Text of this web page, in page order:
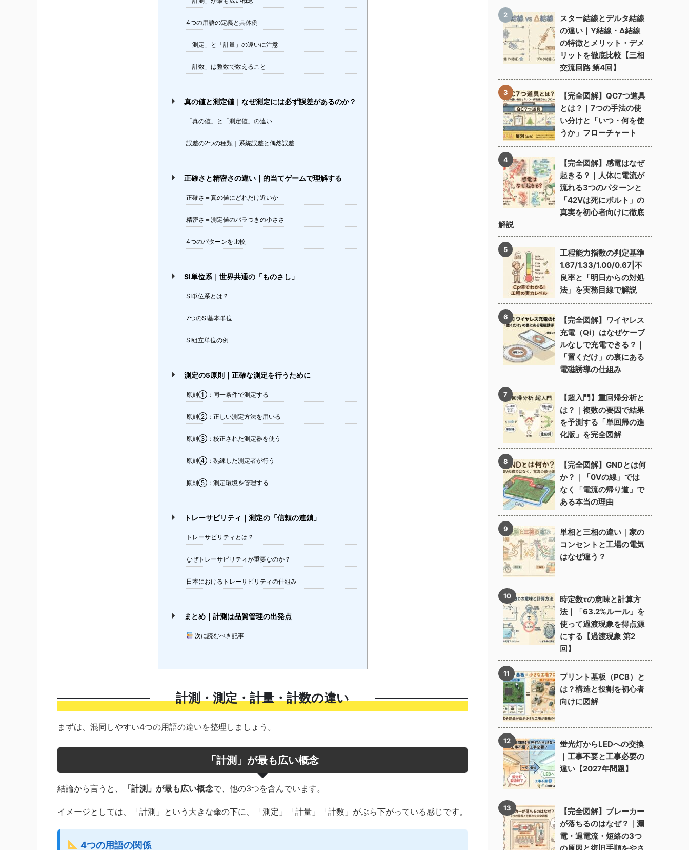
4つの用語の定義と具体例
「測定」と「計量」の違いに注意
「計数」は整数で数えること
真の値と測定値｜なぜ測定には必ず誤差があるのか？
「真の値」と「測定値」の違い
誤差の2つの種類｜系統誤差と偶然誤差
正確さと精密さの違い｜的当てゲームで理解する
正確さ＝真の値にどれだけ近いか
精密さ＝測定値のバラつきの小ささ
4つのパターンを比較
SI単位系｜世界共通の「ものさし」
SI単位系とは？
7つのSI基本単位
SI組立単位の例
測定の5原則｜正確な測定を行うために
原則①：同一条件で測定する
原則②：正しい測定方法を用いる
原則③：校正された測定器を使う
原則④：熟練した測定者が行う
原則⑤：測定環境を管理する
トレーサビリティ｜測定の「信頼の連鎖」
トレーサビリティとは？
なぜトレーサビリティが重要なのか？
日本におけるトレーサビリティの仕組み
まとめ｜計測は品質管理の出発点
次に読むべき記事
計測・測定・計量・計数の違い
まずは、混同しやすい4つの用語の違いを整理しましょう。
「計測」が最も広い概念
結論から言うと、 「計測」が最も広い概念で、他の3つを含んでいます。
イメージとしては、「計測」という大きな傘の下に、「測定」「計量」「計数」がぶら下がっている感じです。
4つの用語の関係
スター結線とデルタ結線
の違い｜Y結線・Δ結線
の特徴とメリット・デメ
リットを徹底比較【三相
交流回路 第4回】
【完全図解】QC7つ道具
とは？｜7つの手法の使
い分けと「いつ・何を使
うか」フローチャート
【完全図解】感電はなぜ
起きる？｜人体に電流が
流れる3つのパターンと
「42Vは死にボルト」の
真実を初心者向けに徹底
解説
工程能力指数の判定基準
1.67/1.33/1.00/0.67|不
良率と「明日からの対処
法」を実務目線で解説
【完全図解】ワイヤレス
充電（Qi）はなぜケーブ
ルなしで充電できる？｜
「置くだけ」の裏にある
電磁誘導の仕組み
【超入門】重回帰分析と
は？｜複数の要因で結果
を予測する「単回帰の進
化版」を完全図解
【完全図解】GNDとは何
か？｜「0Vの線」では
なく「電流の帰り道」で
ある本当の理由
単相と三相の違い｜家の
コンセントと工場の電気
はなぜ違う？
時定数τの意味と計算方
法｜「63.2%ルール」を
使って過渡現象を得点源
にする【過渡現象 第2
回】
プリント基板（PCB）と
は？構造と役割を初心者
向けに図解
蛍光灯からLEDへの交換
｜工事不要と工事必要の
違い【2027年問題】
【完全図解】ブレーカー
が落ちるのはなぜ？｜漏
電・過電流・短絡の3つ